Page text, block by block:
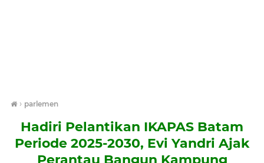
› parlemen
Hadiri Pelantikan IKAPAS Batam
Periode 2025-2030, Evi Yandri Ajak
Perantau Bangun Kampung